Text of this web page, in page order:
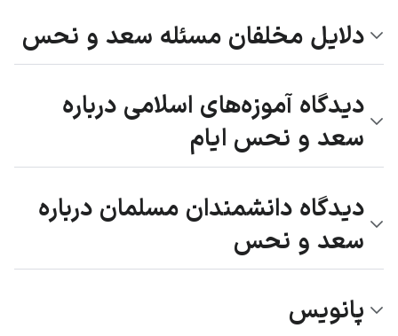
دلایل مخلفان مسئله سعد و نحس
دیدگاه آموزه‌های اسلامی درباره
سعد و نحس ایام
دیدگاه دانشمندان مسلمان درباره
سعد و نحس
پانویس